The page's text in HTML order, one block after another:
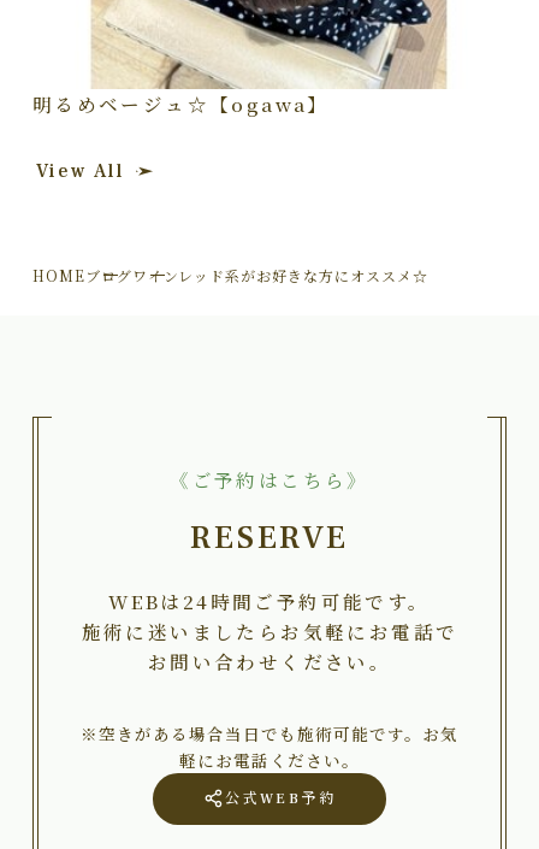
明るめベージュ☆【ogawa】
View All
HOMEブログワインレッド系がお好きな方にオススメ☆
《ご予約はこちら》
RESERVE
WEBは24時間ご予約可能です。
施術に迷いましたらお気軽にお電話で
お問い合わせください。
※空きがある場合当日でも施術可能です。お気
軽にお電話ください。
公式WEB予約